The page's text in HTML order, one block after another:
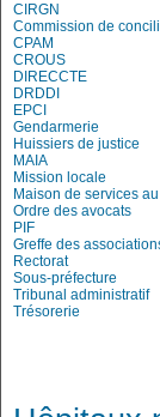
CIRGN
Commission de
CPAM
CROUS
DIRECCTE
DRDDI
EPCI
Gendarmerie
Huissiers de justice
MAIA
Mission locale
Maison de services
Ordre des avocats
PIF
Greffe des
Rectorat
Sous-préfecture
Tribunal administratif
Trésorerie